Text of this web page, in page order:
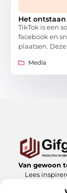
Het ontstaan
TikTok is een
facebook en
plaatsen.
Media
Van gewoon
Lees